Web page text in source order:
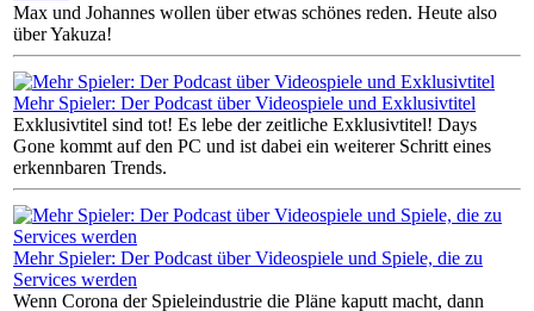
Max und Johannes wollen über etwas schönes reden. Heute also
über Yakuza!
Mehr Spieler: Der Podcast über Videospiele und Exklusivtitel
Exklusivtitel sind tot! Es lebe der zeitliche Exklusivtitel! Days
Gone kommt auf den PC und ist dabei ein weiterer Schritt eines
erkennbaren Trends.
Mehr Spieler: Der Podcast über Videospiele und Spiele, die zu
Services werden
Wenn Corona der Spieleindustrie die Pläne kaputt macht, dann